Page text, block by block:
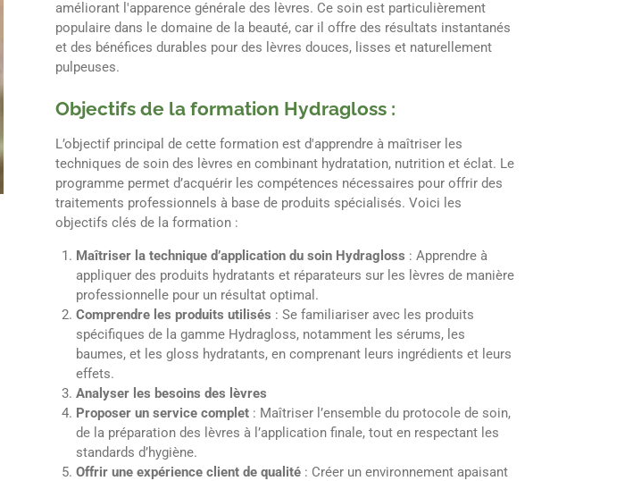
améliorant l'apparence générale des lèvres. Ce soin est particulièrement
populaire dans le domaine de la beauté, car il offre des résultats instantanés
et des bénéfices durables pour des lèvres douces, lisses et naturellement
pulpeuses.
Objectifs de la formation Hydragloss :
L’objectif principal de cette formation est d'apprendre à maîtriser les
techniques de soin des lèvres en combinant hydratation, nutrition et éclat. Le
programme permet d’acquérir les compétences nécessaires pour offrir des
traitements professionnels à base de produits spécialisés. Voici les
objectifs clés de la formation :
Maîtriser la technique d’application du soin Hydragloss : Apprendre à
appliquer des produits hydratants et réparateurs sur les lèvres de manière
professionnelle pour un résultat optimal.
Comprendre les produits utilisés : Se familiariser avec les produits
spécifiques de la gamme Hydragloss, notamment les sérums, les
baumes, et les gloss hydratants, en comprenant leurs ingrédients et leurs
effets.
Analyser les besoins des lèvres
Proposer un service complet : Maîtriser l’ensemble du protocole de soin,
de la préparation des lèvres à l’application finale, tout en respectant les
standards d’hygiène.
Offrir une expérience client de qualité : Créer un environnement apaisant